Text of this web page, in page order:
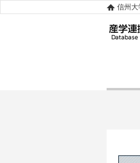
信州大